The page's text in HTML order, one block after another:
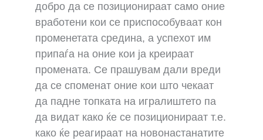
добро да се позиционираат само оние
вработени кои се приспособуваат кон
променетата средина, а успехот им
припаѓа на оние кои ја креираат
промената. Се прашувам дали вреди
да се споменат оние кои што чекаат
да падне топката на игралиштето па
да видат како ќе се позиционираат т.е.
како ќе реагираат на новонастанатите